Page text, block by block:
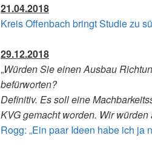
21.04.2018
Kreis Offenbach bringt Studie zu
29.12.2018
„Würden Sie einen Ausbau
befürworten?
Definitiv. Es soll eine
KVG gemacht worden. Wir
Rogg: „Ein paar Ideen habe ich ja